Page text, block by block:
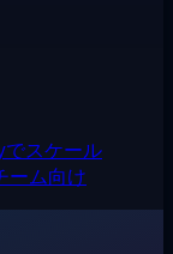
スケール
ーム向け